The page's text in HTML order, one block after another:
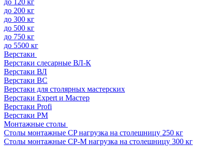
до 120 кг
до 200 кг
до 300 кг
до 500 кг
до 750 кг
до 5500 кг
Верстаки
Верстаки слесарные ВЛ-К
Верстаки ВЛ
Верстаки ВС
Верстаки для столярных мастерских
Верстаки Expert и Мастер
Верстаки Profi
Верстаки РМ
Монтажные столы
Столы монтажные СP нагрузка на столешницу 250 кг
Столы монтажные СР-М нагрузка на столешницу 300 кг